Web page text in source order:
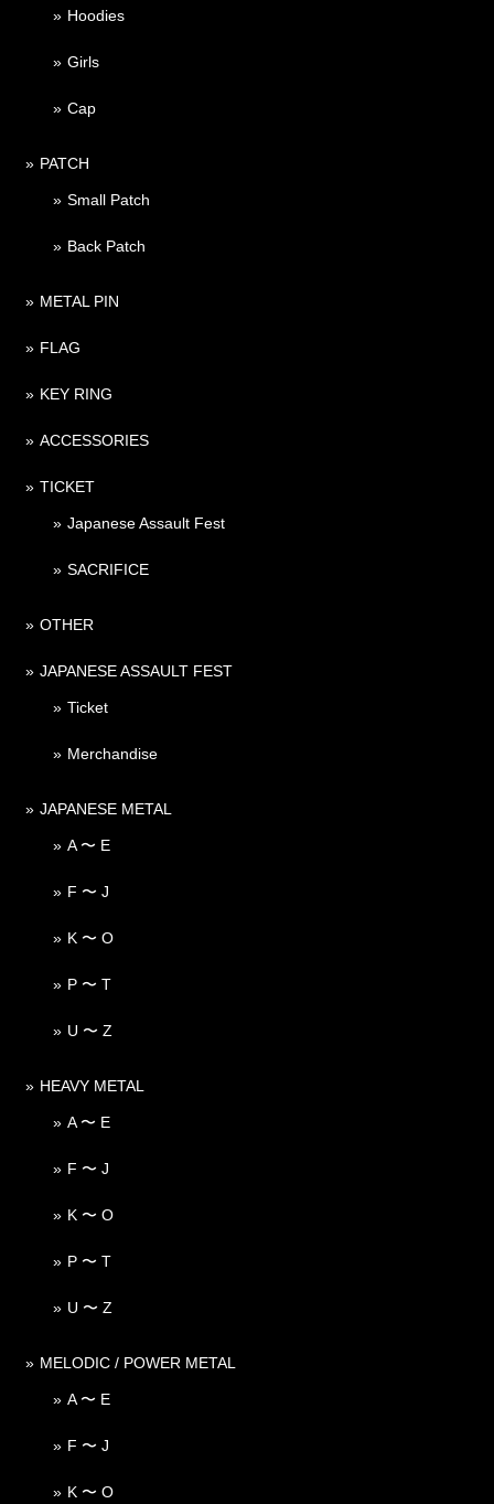
Hoodies
Girls
Cap
PATCH
Small Patch
Back Patch
METAL PIN
FLAG
KEY RING
ACCESSORIES
TICKET
Japanese Assault Fest
SACRIFICE
OTHER
JAPANESE ASSAULT FEST
Ticket
Merchandise
JAPANESE METAL
A 〜 E
F 〜 J
K 〜 O
P 〜 T
U 〜 Z
HEAVY METAL
A 〜 E
F 〜 J
K 〜 O
P 〜 T
U 〜 Z
MELODIC / POWER METAL
A 〜 E
F 〜 J
K 〜 O